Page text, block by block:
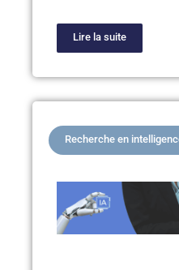
Lire la suite
Recherche en